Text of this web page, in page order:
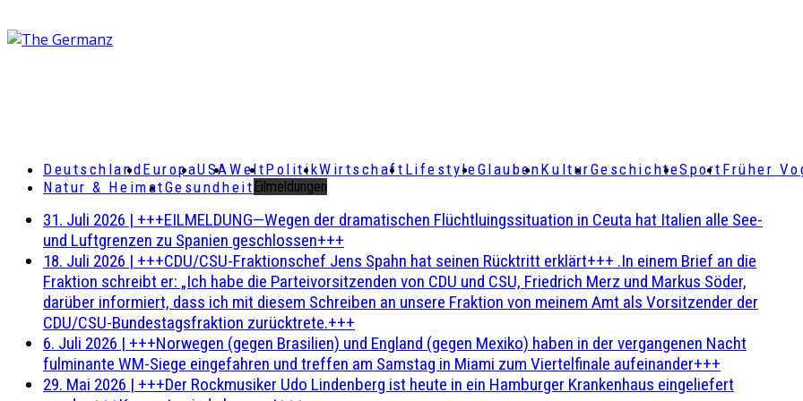
DeutschlandEuropaUSAWeltPolitikWirtschaft LifestyleGlaubenKulturGeschichteSport Früher
Natur & HeimatGesundheit Eilmeldungen
31. Juli 2026 | +++EILMELDUNG—Wegen der dramatischen Flüchtluingssituation in Ceuta hat Italien alle See-
und Luftgrenzen zu Spanien geschlossen+++
18. Juli 2026 | +++CDU/CSU-Fraktionschef Jens Spahn hat seinen Rücktritt erklärt+++ .In einem Brief an die
Fraktion schreibt er: „Ich habe die Parteivorsitzenden von CDU und CSU, Friedrich Merz und Markus Söder,
darüber informiert, dass ich mit diesem Schreiben an unsere Fraktion von meinem Amt als Vorsitzender der
CDU/CSU-Bundestagsfraktion zurücktrete.+++
6. Juli 2026 | +++Norwegen (gegen Brasilien) und England (gegen Mexiko) haben in der vergangenen Nacht
fulminante WM-Siege eingefahren und treffen am Samstag in Miami zum Viertelfinale aufeinander+++
29. Mai 2026 | +++Der Rockmusiker Udo Lindenberg ist heute in ein Hamburger Krankenhaus eingeliefert